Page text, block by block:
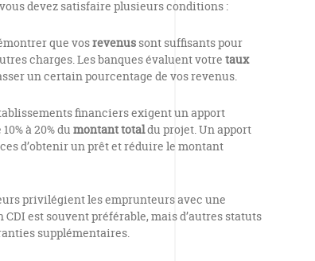
devez satisfaire plusieurs conditions :
que vosrevenus sont suffisants pour
charges. Les banques évaluent votre taux
un certain pourcentage de vos revenus.
financiers exigent un apport
à 20% du montant totaldu projet. Un apport
d’obtenir un prêt et réduire le montant
privilégient les emprunteurs avec une
CDI est souvent préférable, mais d’autres statuts
supplémentaires.